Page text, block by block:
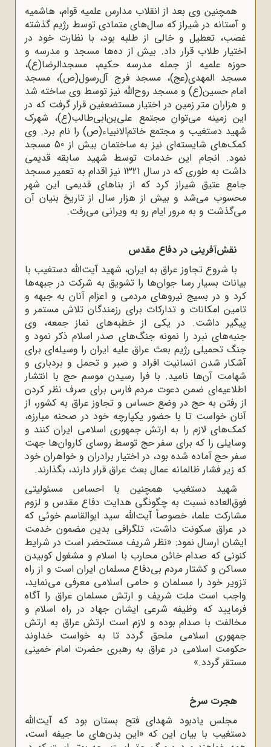
همچنین وی بعد از انقلاب مدارس علمیه قوام، هاشمیه
و آستانه در شیراز که سال‌های متمادی توسط رژیم گذشته
غصب، تعطیل و خالی از طلبه بود، با نظارت خود در
اختیار طلاب قرار داد. بیش از ده‌ها مسجد و مدرسه و
حوزه علمیه از جمله مدرسه حکیم، مسجدالرضا(ع)،
مسجد المهدی(عج)، مسجد فرج آل‌رسول(ص)، مسجد
امام حسین(ع) و مسجد روح‌الله نیز توسط وی ساخته شد
و هزاران متر زمین در اختیار مستضعفین قرار گرفت که در
این زمینه می‌توان مجتمع علی‌بن‌ابی‌طالب(ع)، شهرک
شهید دستغیب و مجتمع خاتم‌الانبیاء(ص) را نام برد. وی
کمک‌های شایسته‌ای نیز به ساختمان بیش از 50 مسجد
نمود. انجام این خدمات توسط شهید سابقه قدیمی
داشت به طوری که در سال 1321 نیز اقدام به تعمیر مسجد
جامع عتیق شیراز کرد که از بناهای قدیمی این شهر
محسوب می‌شد و بیش از هزار سال از تاریخ بنیان آن
می‌گذشت و به مرور ایام رو به ویرانی می‌رفت.
نقش‌آفرینی در دفاع مقدس
با شروع تجاوز عراق به ایران، شهید آیت‌الله دستغیب با
بیانات بسیار رسا جوان‌ها را تشویق به شرکت در جبهه‌ها
کرد و در بسیج نیروهای مردمی و اعزام آنان به جبهه و
تامین امکانات و تدارکات برای رزمندگان تلاش مستمر و
پیگیر داشت. در یکی از خطبه‌های نماز جمعه، وی
جنبه‌های نبرد را نمونه جنگ‌های صدر اسلام ذکر نمود و
جنگ تحمیلی رژیم بعث عراق علیه ایران را وسیله‌ای برای
آشکار شدن انسانیت افراد و صبر و تحمل و بردباری و
شهامت آن‌ها نامید. با فرا رسیدن موسم حج با انتشار
اطلاعیه‌ای ضمن دعوت مردم فارس برای صرف نظر کردن
از رفتن به حج در وضع حساس و تجاوز عراق به کشور، از
آنان خواست تا با حضور یکپارچه خود در صحنه مبارزه،
کمک‌های لازم را به ارتش جمهوری اسلامی ایران کنند و
وسایلی را که برای سفر حج توسط روسای کاروان‌ها جهت
سفر حج آماده شده بود، در اختیار برادران و خواهران خود
که زیر فشار ظالمانه عمال بعث عراق قرار دارند، بگذارند.
شهید دستغیب همچنین با احساس مسئولیتی
فوق‌العاده نسبت به چگونگی هدایت دفاع مقدس و لزوم
مشارکت علما، خصوصاً آیت‌الله سید ابوالقاسم خوئی که
در عراق سکونت داشت، تلگرافی بدین مضمون خدمت
ایشان ارسال نمود: «نظر شریف مستحضر است در شرایط
کنونی که صدام خائن محارب با اسلام و مشغول کوبیدن
مساکن و کشتار مردم بی‌دفاع مسلمان ایران است و از راه
تزویر خود را مسلمان و حامی اسلامی معرفی می‌نماید،
واجب است ملت شریف و ارتش مسلمان عراق را آگاه
فرمایید که وظیفه شرعی ایشان جهاد در راه اسلام و
مخالفت با صدام بوده و لازم است ارتش عراق به ارتش
جمهوری اسلامی ملحق گردد تا به خواست خداوند
حکومت اسلامی در عراق به رهبری حضرت امام خمینی
مستقر گردد.»
هجرت سرخ
مجلس یادبود شهدای فتح بستان بود که آیت‌الله
دستغیب با بیان این که «این بدن‌های ما جیفه است،